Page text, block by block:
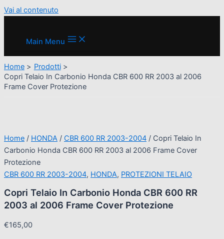
Vai al contenuto
Main Menu
Home
Prodotti
Copri Telaio In Carbonio Honda CBR 600 RR 2003 al 2006
Frame Cover Protezione
Home / HONDA / CBR 600 RR 2003-2004 / Copri Telaio In
Carbonio Honda CBR 600 RR 2003 al 2006 Frame Cover
Protezione
CBR 600 RR 2003-2004, HONDA, PROTEZIONI TELAIO
Copri Telaio In Carbonio Honda CBR 600 RR
2003 al 2006 Frame Cover Protezione
€165,00